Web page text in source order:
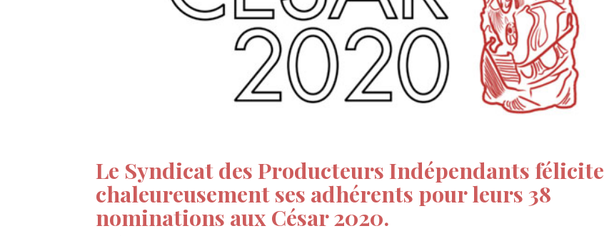
Le Syndicat des Producteurs Indépendants félicite
chaleureusement ses adhérents pour leurs 38
nominations aux César 2020.